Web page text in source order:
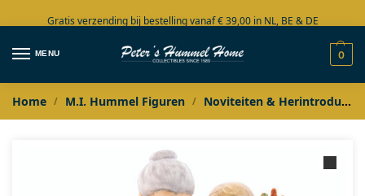
Gratis verzending bij bestelling vanaf € 39,00 in NL, BE & DE
Grote collectie in voorraad
MENU 0
Home / M.I. Hummel Figuren / Noviteiten & Herintroducties